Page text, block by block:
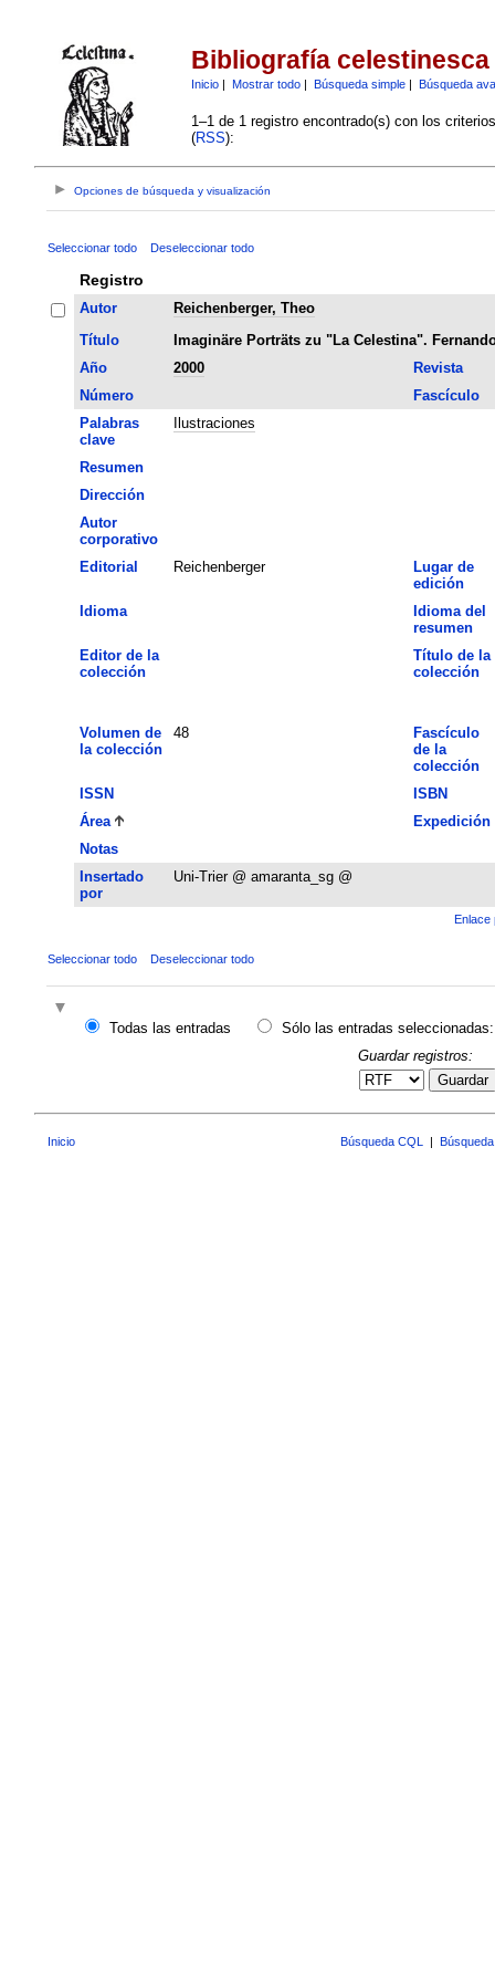
Bibliografía celestinesca
Inicio| Mostrar todo| Búsqueda simple| Búsqueda
1–1 de 1 registro encontrado(s) con los
(RSS):
Opciones de búsqueda y visualización
Seleccionar todo Deseleccionar todo
Registro
Autor
Reichenberger, Theo
Título
Imaginäre Porträts zu "La Celestina".
Año
2000
Revista
Número
Fascículo
Palabras
clave
Ilustraciones
Resumen
Dirección
Autor
corporativo
Editorial
Reichenberger
Lugar de
edición
Idioma
Idioma del
resumen
Editor de la
colección
Título de la
colección
Volumen de
la colección
48
Fascículo
de la
colección
ISSN
ISBN
Área
Expedición
Notas
Insertado
por
Uni-Trier @ amaranta_sg @
Enlace
Seleccionar todo Deseleccionar todo
Todas las entradas
Sólo las entradas seleccionadas:
Guardar registros:
Guardar
Inicio Búsqueda CQL